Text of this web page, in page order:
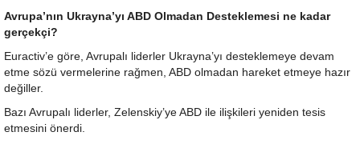
Avrupa’nın Ukrayna’yı ABD Olmadan Desteklemesi ne kadar
gerçekçi?
Euractiv’e göre, Avrupalı liderler Ukrayna’yı desteklemeye devam
etme sözü vermelerine rağmen, ABD olmadan hareket etmeye hazır
değiller.
Bazı Avrupalı liderler, Zelenskiy’ye ABD ile ilişkileri yeniden tesis
etmesini önerdi.